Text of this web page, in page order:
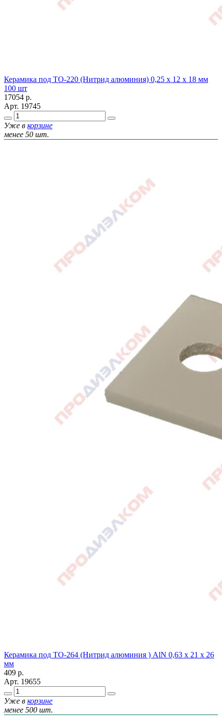
Керамика под ТО-220 (Нитрид алюминия) 0,25 х 12 х 18 мм
100 шт
17054 р.
Арт. 19745
Уже в корзине
менее 50 шт.
Керамика под ТО-264 (Нитрид алюминия ) AlN 0,63 х 21 х 26
мм
409 р.
Арт. 19655
Уже в корзине
менее 500 шт.